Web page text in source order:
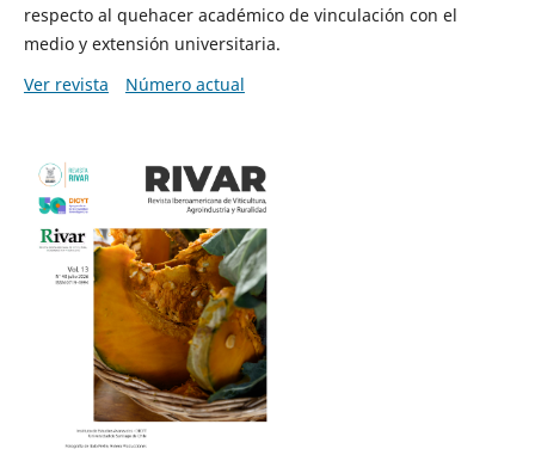
respecto al quehacer académico de vinculación con el
medio y extensión universitaria.
Ver revista
Número actual